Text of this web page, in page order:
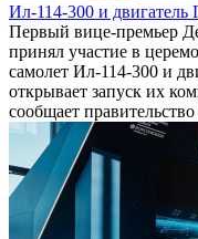
Ил-114-300 и
Первый вице-премьер
принял участие в
самолет Ил-114-300 и
открывает запуск их
сообщает